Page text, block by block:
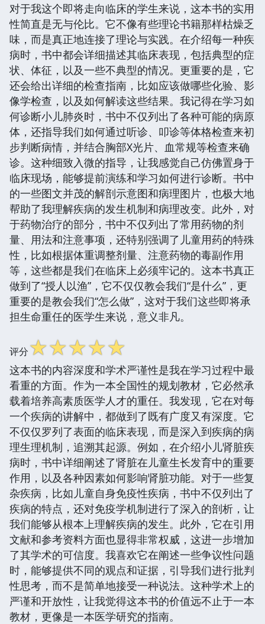
对于我这个即将走向临床的学生来说，这本书的实用
性简直是无与伦比。它不像有些理论书籍那样枯燥乏
味，而是真正地连接了理论与实践。在介绍每一种疾
病时，书中都会详细描述其临床表现，包括典型的症
状、体征，以及一些不典型的情况。更重要的是，它
还会给出详细的检查指南，比如应该做哪些化验、影
像学检查，以及如何解读这些结果。我记得在学习如
何诊断小儿肺炎时，书中不仅列出了各种可能的病原
体，还指导我们如何通过听诊、叩诊等体格检查来初
步判断病情，并结合胸部X光片、血常规等检查来确
诊。这种细致入微的指导，让我感觉自己仿佛置身于
临床现场，能够提前演练和学习如何进行诊断。书中
的一些图文并茂的解剖示意图和病理图片，也极大地
帮助了我理解疾病的发生机制和病理改变。此外，对
于药物治疗的部分，书中不仅列出了常用药物的剂
量、用法和注意事项，还特别强调了儿童用药的特殊
性，比如根据体重调整剂量、注意药物的毒副作用
等，这些都是我们在临床上必须牢记的。这本书真正
做到了“授人以渔”，它不仅仅教会我们“是什么”，更
重要的是教会我们“怎么做”，这对于我们这些即将承
担生命重任的医学生来说，意义非凡。
评分☆☆☆☆☆
这本书的内容深度和学术严谨性是我在学习过程中最
看重的方面。作为一本全国性的规划教材，它必然承
载着培养高素质医学人才的重任。我发现，它在对每
一个疾病的讲解中，都做到了既有广度又有深度。它
不仅仅罗列了表面的临床表现，而是深入到疾病的病
理生理机制，追溯其起源。例如，在介绍小儿肾脏疾
病时，书中详细阐述了肾脏在儿童生长发育中的重要
作用，以及各种因素如何影响肾脏功能。对于一些复
杂疾病，比如儿童自身免疫性疾病，书中不仅列出了
疾病的特点，还对免疫学机制进行了深入的剖析，让
我们能够从根本上理解疾病的发生。此外，它在引用
文献和参考资料方面也显得非常权威，这进一步增加
了其学术的可信度。我喜欢它在阐述一些争议性问题
时，能够提供不同的观点和证据，引导我们进行批判
性思考，而不是简单地接受一种说法。这种学术上的
严谨和开放性，让我觉得这本书的价值远不止于一本
教材，更像是一本医学研究的指南。